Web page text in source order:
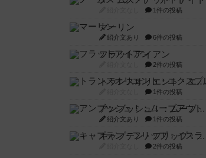
1件の投稿
マーリン
紹介文あり 6件の投稿
フラットアイアン
2件の投稿
トランスオリエント・エクスプレス
1件の投稿
アンブッシュ！：ムーブアウト！
紹介文あり 1件の投稿
キャプテン・フリップ：イスラ・ボンバ
2件の投稿